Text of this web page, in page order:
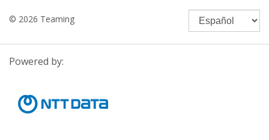
© 2026 Teaming
Powered by: